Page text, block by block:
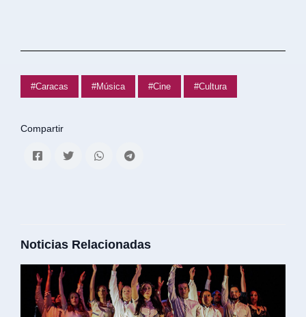
#Caracas #Música #Cine #Cultura
Compartir
Noticias Relacionadas